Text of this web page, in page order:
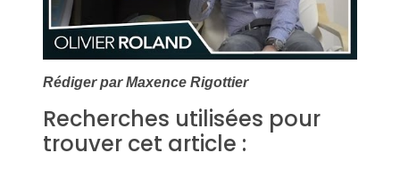
Rédiger par Maxence Rigottier
Recherches utilisées pour
trouver cet article :